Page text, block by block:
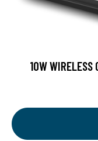
10W WIRELESS